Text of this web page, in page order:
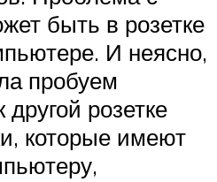
быть в розетке
И неясно,
пробуем
розетке
которые имеют